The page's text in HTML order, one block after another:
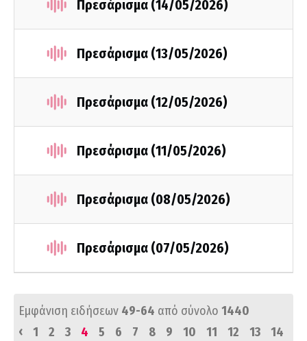
Πρεσάρισμα (14/05/2026)
Πρεσάρισμα (13/05/2026)
Πρεσάρισμα (12/05/2026)
Πρεσάρισμα (11/05/2026)
Πρεσάρισμα (08/05/2026)
Πρεσάρισμα (07/05/2026)
Εμφάνιση ειδήσεων 49-64 από σύνολο 1440
‹
1 2 3 4 5 6 7 8 9 10 11 12 13
14